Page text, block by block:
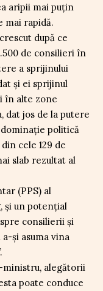
aripii mai puțin
mai rapidă.
după ce
de consilieri în
a sprijinului
și ei sprijinul
în alte zone
dat jos de la putere
politică
cele 129 de
slab rezultat al
(PPS) al
și un potențial
consilierii și
și asuma vina
alegătorii
poate conduce